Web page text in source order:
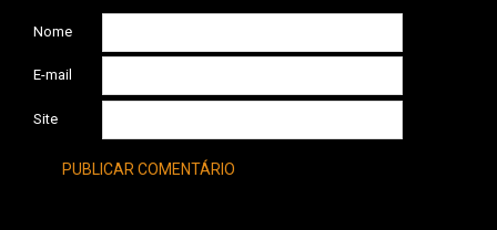
Nome
E-mail
Site